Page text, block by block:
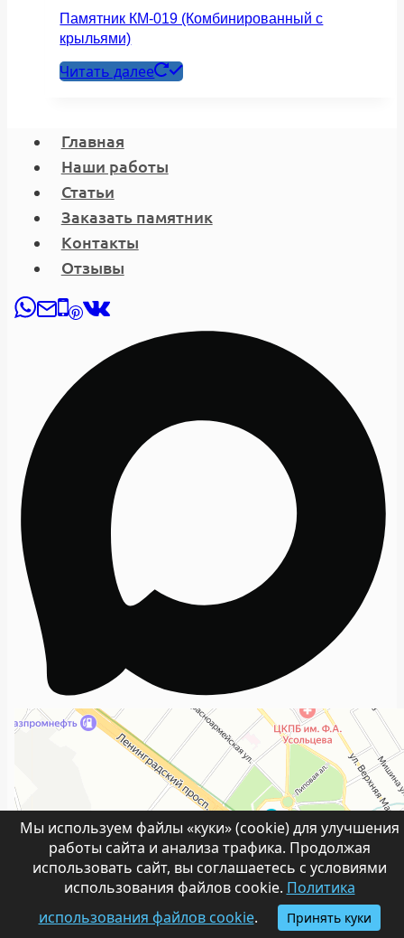
Памятник КМ-019 (Комбинированный с
крыльями)
Читать далее
Главная
Наши работы
Статьи
Заказать памятник
Контакты
Отзывы
Мы используем файлы «куки» (cookie) для улучшения
работы сайта и анализа трафика. Продолжая
использовать сайт, вы соглашаетесь с условиями
использования файлов cookie. Политика
использования файлов cookie. Принять куки